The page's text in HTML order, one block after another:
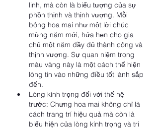
linh, mà còn là biểu tượng của sự
phồn thịnh và thịnh vượng. Mỗi
bông hoa mai như một lời chúc
mừng năm mới, hứa hẹn cho gia
chủ một năm đầy đủ thành công và
thịnh vượng. Sự quan niệm trong
màu vàng này là một cách thể hiện
lòng tin vào những điều tốt lành sắp
đến.
Lòng kính trọng đối với thế hệ
trước: Chưng hoa mai không chỉ là
cách trang trí hiệu quả mà còn là
biểu hiện của lòng kính trọng và tri